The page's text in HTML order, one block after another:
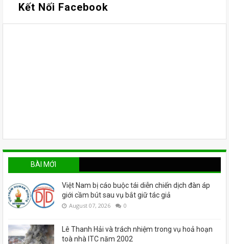
Kết Nối Facebook
BÀI MỚI
Việt Nam bị cáo buộc tái diễn chiến dịch đàn áp
giới cầm bút sau vụ bắt giữ tác giả
August 07, 2026 0
Lê Thanh Hải và trách nhiệm trong vụ hoả hoạn
toà nhà ITC năm 2002